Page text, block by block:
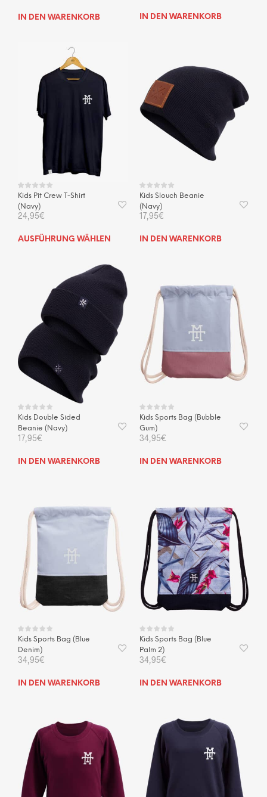
IN DEN WARENKORB IN DEN WARENKORB
Kids Pit Crew T-Shirt
(Navy)
24,95€
AUSFÜHRUNG WÄHLEN
Dieses
Varianten
Optionen
können
Produktseite
Kids Slouch Beanie
(Navy)
17,95€
IN DEN WARENKORB
Kids Double Sided
Beanie (Navy)
17,95€
IN DEN WARENKORB
Kids Sports Bag (Bubble
Gum)
34,95€
IN DEN WARENKORB
Kids Sports Bag (Blue
Denim)
34,95€
IN DEN WARENKORB
Kids Sports Bag (Blue
Palm 2)
34,95€
IN DEN WARENKORB